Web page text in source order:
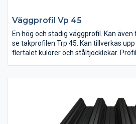
Väggprofil Vp 45
En hög och stadig väggprofil. Kan
se takprofilen Trp 45. Kan tillverkas
flertalet kulörer och ståltjocklekar.